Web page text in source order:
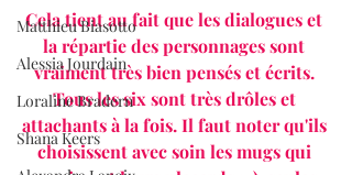
Matthieu Biasotto
Alessia Jourdain
Loraline Bradern
Shana Keers
Cela tient au fait que les dialogues et
la répartie des personnages sont
vraiment très bien pensés et écrits.
Tous les six sont très drôles et
attachants à la fois. Il faut noter qu'ils
choisissent avec soin les mugs qui